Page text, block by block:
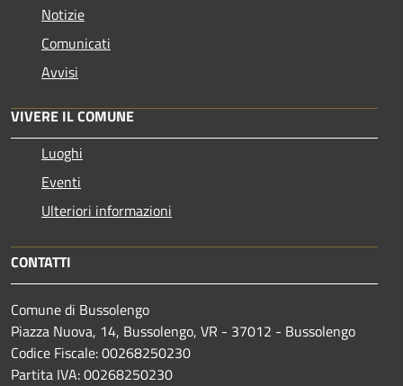
Notizie
Comunicati
Avvisi
VIVERE IL COMUNE
Luoghi
Eventi
Ulteriori informazioni
CONTATTI
Comune di Bussolengo
Piazza Nuova, 14, Bussolengo, VR - 37012 - Bussolengo
Codice Fiscale: 00268250230
Partita IVA: 00268250230